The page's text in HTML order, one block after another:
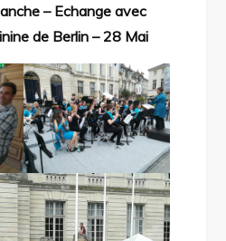
– Echange avec
de Berlin – 28 Mai